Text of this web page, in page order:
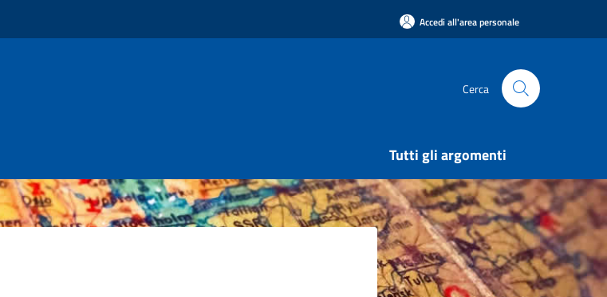
Accedi all'area personale
Cerca
Tutti gli argomenti